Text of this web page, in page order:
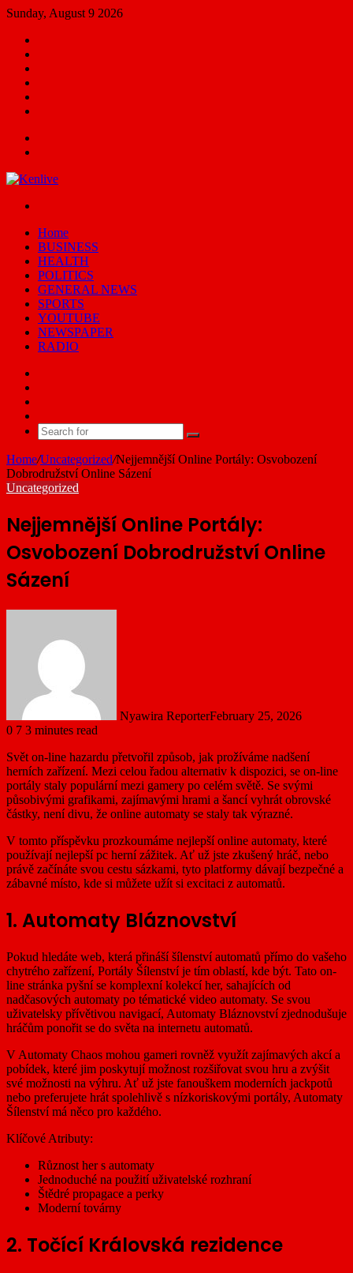
Sunday, August 9 2026
Home
BUSINESS
HEALTH
POLITICS
GENERAL NEWS
SPORTS
YOUTUBE
NEWSPAPER
RADIO
Search
for
Home/Uncategorized/Nejjemnější Online Portály: Osvobození
Dobrodružství Online Sázení
Uncategorized
Nejjemnější Online Portály:
Osvobození Dobrodružství Online
Sázení
Nyawira ReporterFebruary 25, 2026
0 7 3 minutes read
Svět on-line hazardu přetvořil způsob, jak prožíváme nadšení
herních zařízení. Mezi celou řadou alternativ k dispozici, se on-line
portály staly populární mezi gamery po celém světě. Se svými
působivými grafikami, zajímavými hrami a šancí vyhrát obrovské
částky, není divu, že online automaty se staly tak výrazné.
V tomto příspěvku prozkoumáme nejlepší online automaty, které
používají nejlepší pc herní zážitek. Ať už jste zkušený hráč, nebo
právě začínáte svou cestu sázkami, tyto platformy dávají bezpečné a
zábavné místo, kde si můžete užít si excitaci z automatů.
1. Automaty Bláznovství
Pokud hledáte web, která přináší šílenství automatů přímo do vašeho
chytrého zařízení, Portály Šílenství je tím oblastí, kde být. Tato on-
line stránka pyšní se komplexní kolekcí her, sahajících od
nadčasových automaty po tématické video automaty. Se svou
uživatelsky přívětivou navigací, Automaty Bláznovství zjednodušuje
hráčům ponořit se do světa na internetu automatů.
V Automaty Chaos mohou gameri rovněž využít zajímavých akcí a
pobídek, které jim poskytují možnost rozšiřovat svou hru a zvýšit
své možnosti na výhru. Ať už jste fanouškem moderních jackpotů
nebo preferujete hrát spolehlivě s nízkoriskovými portály, Automaty
Šílenství má něco pro každého.
Klíčové Atributy:
Různost her s automaty
Jednoduché na použití uživatelské rozhraní
Štědré propagace a perky
Moderní továrny
2. Točící Královská rezidence